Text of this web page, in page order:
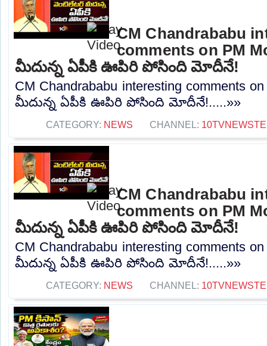
CM Chandrababu
comments on PM
మీదున్న ఏపీకి ఊపిరి పోసింది మోదీనే!
CM Chandrababu interesting comments
మీదున్న ఏపీకి ఊపిరి పోసింది మోదీనే!.....»»
CATEGORY: NEWS CHANNEL:
CM Chandrababu
comments on PM
మీదున్న ఏపీకి ఊపిరి పోసింది మోదీనే!
CM Chandrababu interesting comments
మీదున్న ఏపీకి ఊపిరి పోసింది మోదీనే!.....»»
CATEGORY: NEWS CHANNEL: